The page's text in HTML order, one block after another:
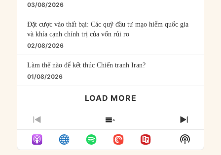
03/08/2026
Đặt cược vào thất bại: Các quỹ đầu tư mạo hiểm quốc gia
và khía cạnh chính trị của vốn rủi ro
02/08/2026
Làm thế nào để kết thúc Chiến tranh Iran?
01/08/2026
LOAD MORE
PREVIOUS
EPISODE
SHOW
EPISODES
LIST
NEXT
Show
Podcast